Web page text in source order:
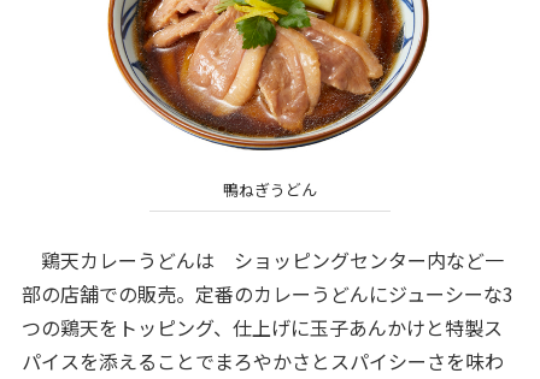
鴨ねぎうどん
鶏天カレーうどんは ショッピングセンター内など一
部の店舗での販売。定番のカレーうどんにジューシーな3
つの鶏天をトッピング、仕上げに玉子あんかけと特製ス
パイスを添えることでまろやかさとスパイシーさを味わ